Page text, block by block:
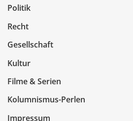
Politik
Recht
Gesellschaft
Kultur
Filme & Serien
Kolumnismus-Perlen
Impressum